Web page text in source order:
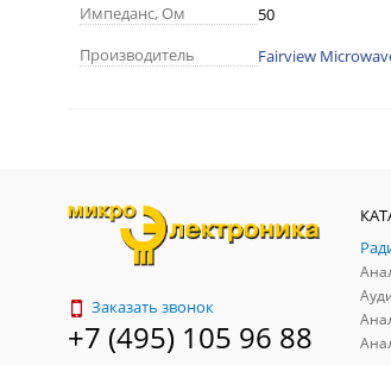
Импеданс, Ом
50
Производитель
Fairview
Заказать звонок
+7 (495) 105 96 88